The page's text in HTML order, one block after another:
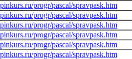
progr/pascal/spravpask.htm
progr/pascal/spravpask.htm
progr/pascal/spravpask.htm
progr/pascal/spravpask.htm
progr/pascal/spravpask.htm
progr/pascal/spravpask.htm